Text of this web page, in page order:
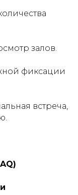
залов.
фиксации
встреча,